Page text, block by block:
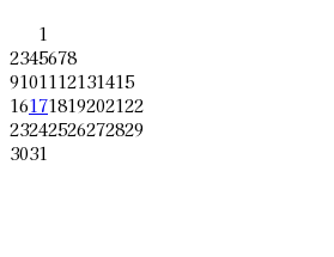
1
2345678
9101112131415
16171819202122
23242526272829
3031